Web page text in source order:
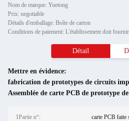
Nom de marque: Yuetong
Prix: negotiable
Détails d'emballage: Boîte de carton
Conditions de paiement: L'établissement doit
Détail
Mettre en évidence:
fabrication de prototypes de circuits
Assemblée de carte PCB de prototype
1Partie n°: carte PCB faite